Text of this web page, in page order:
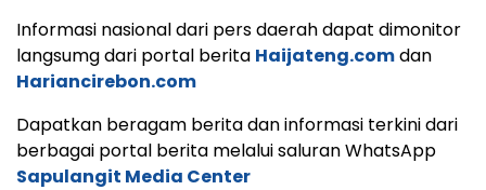
Informasi nasional dari pers daerah dapat dimonitor
langsumg dari portal berita Haijateng.comdan
Hariancirebon.com
Dapatkan beragam berita dan informasi terkini dari
berbagai portal berita melalui saluran WhatsApp
Sapulangit Media Center